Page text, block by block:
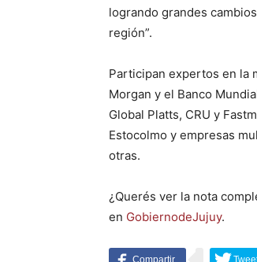
logrando grandes
región”.
Participan expertos en la
Morgan y el Banco
Global Platts, CRU y
Estocolmo y empresas
otras.
¿Querés ver la nota
en GobiernodeJujuy.